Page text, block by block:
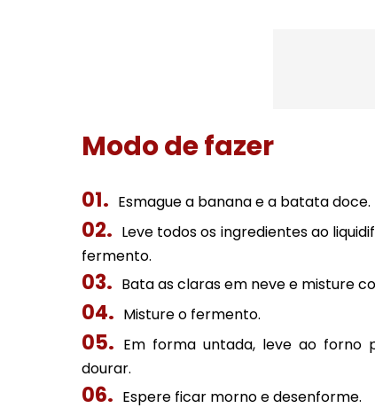
Modo de fazer
Esmague a banana e a batata doce.
Leve todos os ingredientes ao
fermento.
Bata as claras em neve e misture
Misture o fermento.
Em forma untada, leve ao forno
dourar.
Espere ficar morno e desenforme.